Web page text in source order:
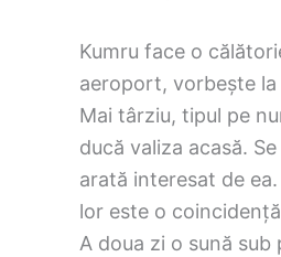
Kumru face o
aeroport, vorbește
Mai târziu, tipul pe
ducă valiza acasă.
arată interesat de
lor este o
A doua zi o sună